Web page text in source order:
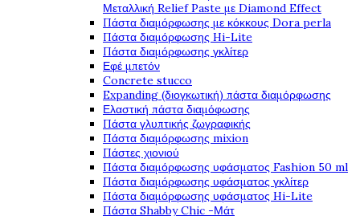
Μεταλλική Relief Paste με Diamond Effect
Πάστα διαμόρφωσης με κόκκους Dora perla
Πάστα διαμόρφωσης Hi-Lite
Πάστα διαμόρφωσης γκλίτερ
Εφέ μπετόν
Concrete stucco
Expanding (διογκωτική) πάστα διαμόρφωσης
Ελαστική πάστα διαμόφωσης
Πάστα γλυπτικής ζωγραφικής
Πάστα διαμόρφωσης mixion
Πάστες χιονιού
Πάστα διαμόρφωσης υφάσματος Fashion 50 ml
Πάστα διαμόρφωσης υφάσματος γκλίτερ
Πάστα διαμόρφωσης υφάσματος Hi-Lite
Πάστα Shabby Chic -Μάτ